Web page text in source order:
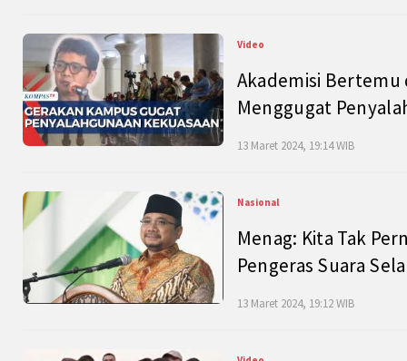
Video
Akademisi Bertemu
Menggugat
13 Maret 2024, 19:14 WIB
Nasional
Menag: Kita Tak
Pengeras Suara
13 Maret 2024, 19:12 WIB